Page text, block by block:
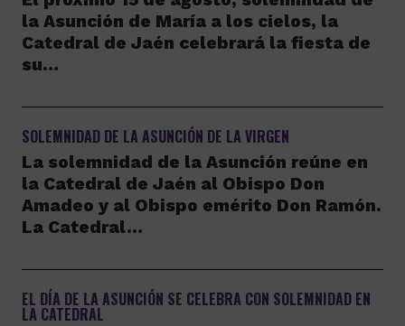
la Asunción de María a los cielos, la
Catedral de Jaén celebrará la fiesta de
su…
SOLEMNIDAD DE LA ASUNCIÓN DE LA VIRGEN
La solemnidad de la Asunción reúne en
la Catedral de Jaén al Obispo Don
Amadeo y al Obispo emérito Don Ramón.
La Catedral…
EL DÍA DE LA ASUNCIÓN SE CELEBRA CON SOLEMNIDAD EN
LA CATEDRAL